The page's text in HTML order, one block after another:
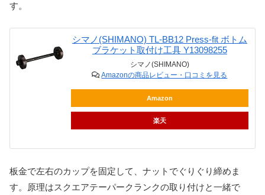
す。
シマノ(SHIMANO) TL-BB12 Press-fit ボトム
ブラケット取付け工具 Y13098255
シマノ(SHIMANO)
Amazonの商品レビュー・口コミを見る
Amazon
楽天
板金で左右のカップを固定して、ナットでぐりぐり締めま
す。原理はスクエアテーパークランクの取り付けと一緒で